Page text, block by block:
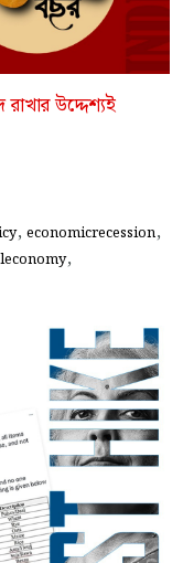
উদ্দেশ্যই
, economicrecession,
,